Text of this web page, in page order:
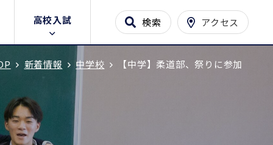
高校入試 検索 アクセス
新着情報 中学校 【中学】柔道部、祭りに参加